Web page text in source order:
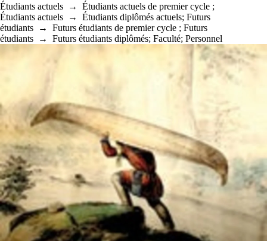
Étudiants actuels → Étudiants actuels de premier cycle ;
Étudiants actuels → Étudiants diplômés actuels; Futurs
étudiants → Futurs étudiants de premier cycle ; Futurs
étudiants → Futurs étudiants diplômés; Faculté; Personnel